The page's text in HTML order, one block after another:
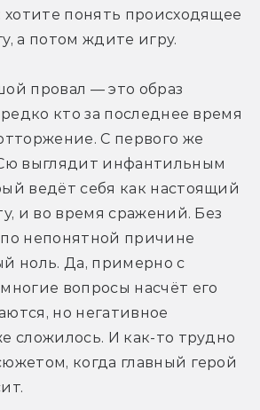
хотите понять происходящее
а потом ждите игру.
провал — это образ
редко кто за последнее время
С первого же
выглядит инфантильным
ведёт себя как настоящий
и во время сражений. Без
непонятной причине
ноль. Да, примерно с
вопросы насчёт его
но негативное
сложилось. И как-то трудно
когда главный герой